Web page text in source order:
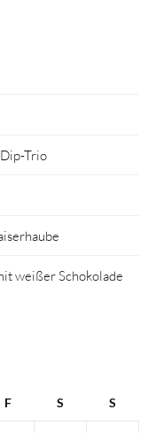
Trio
weißer Schokolade
F S S